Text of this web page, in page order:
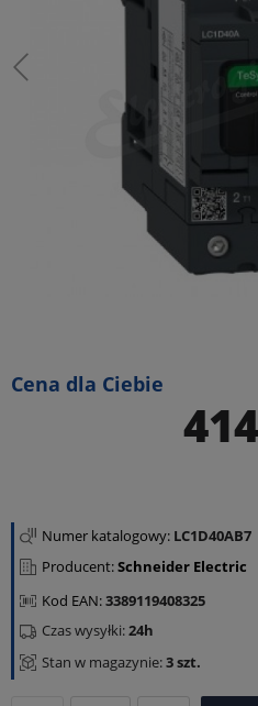
Cena dla Ciebie
Numer katalogowy: LC1D40AB7
Producent:Schneider Electric
Kod EAN:3389119408325
Stan w magazynie:3 szt.
Czas wysyłki:24h